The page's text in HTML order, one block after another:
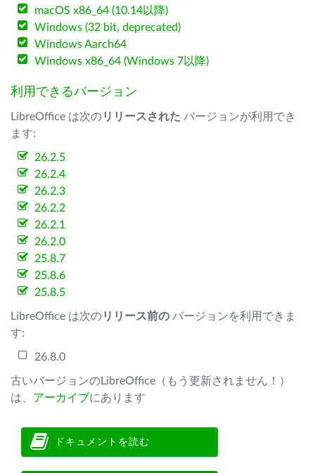
macOS x86_64 (10.14以降)
Windows (32 bit, deprecated)
Windows Aarch64
Windows x86_64 (Windows 7以降)
利用できるバージョン
LibreOffice は次のリリースされた バージョンが利用でき
ます:
26.2.5
26.2.4
26.2.3
26.2.2
26.2.1
26.2.0
25.8.7
25.8.6
25.8.5
LibreOffice は次のリリース前の バージョンを利用できま
す:
26.8.0
古いバージョンのLibreOffice（もう更新されません！）
は、 アーカイブにあります
ドキュメントを読む